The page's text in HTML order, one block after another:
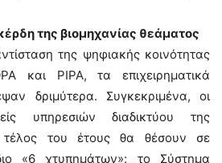
της βιομηχανίας θεάματος
της ψηφιακής κοινότητας
και PIPA, τα επιχειρηματικά
δριμύτερα. Συγκεκριμένα, οι
υπηρεσιών διαδικτύου της
τέλος του έτους θα θέσουν σε
«6 χτυπημάτων»: το Σύστημα